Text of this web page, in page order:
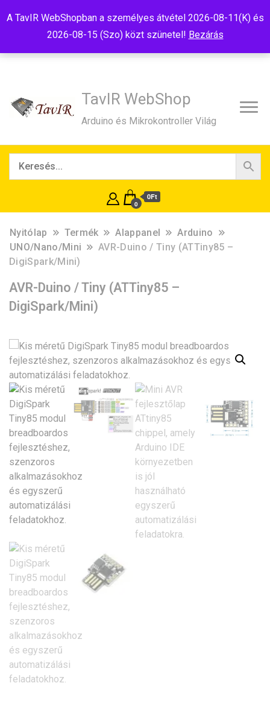
A TavIR WebShopban a személyes átvétel 2026-08-11(K) és
2026-08-15 (Szo) közt szünetel! Bezárás
TavIR WebShop
Arduino és Mikrokontroller Világ
0
0Ft
Nyitólap Termék Alappanel
Arduino
UNO/Nano/Mini
AVR-Duino / Tiny (ATTiny85 –
DigiSpark/Mini)
AVR-Duino / Tiny (ATTiny85 –
DigiSpark/Mini)